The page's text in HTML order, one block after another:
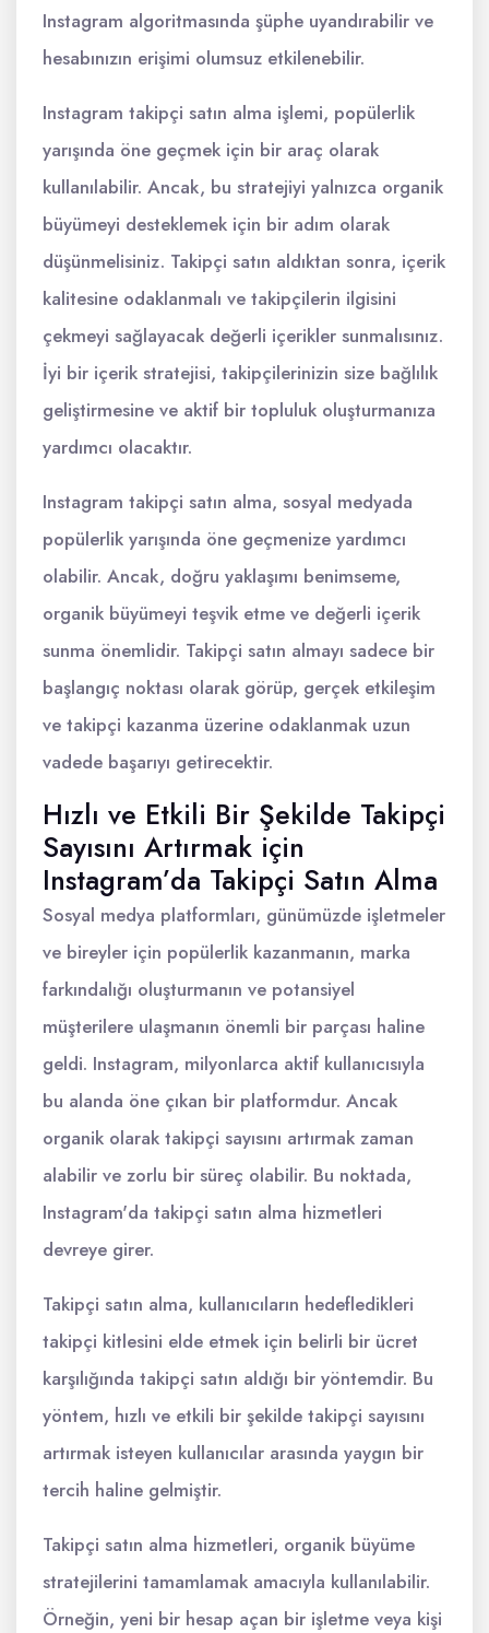
Instagram algoritmasında şüphe uyandırabilir ve
hesabınızın erişimi olumsuz etkilenebilir.
Instagram takipçi satın alma işlemi, popülerlik
yarışında öne geçmek için bir araç olarak
kullanılabilir. Ancak, bu stratejiyi yalnızca organik
büyümeyi desteklemek için bir adım olarak
düşünmelisiniz. Takipçi satın aldıktan sonra, içerik
kalitesine odaklanmalı ve takipçilerin ilgisini
çekmeyi sağlayacak değerli içerikler sunmalısınız.
İyi bir içerik stratejisi, takipçilerinizin size bağlılık
geliştirmesine ve aktif bir topluluk oluşturmanıza
yardımcı olacaktır.
Instagram takipçi satın alma, sosyal medyada
popülerlik yarışında öne geçmenize yardımcı
olabilir. Ancak, doğru yaklaşımı benimseme,
organik büyümeyi teşvik etme ve değerli içerik
sunma önemlidir. Takipçi satın almayı sadece bir
başlangıç noktası olarak görüp, gerçek etkileşim
ve takipçi kazanma üzerine odaklanmak uzun
vadede başarıyı getirecektir.
Hızlı ve Etkili Bir Şekilde Takipçi
Sayısını Artırmak için
Instagram’da Takipçi Satın Alma
Sosyal medya platformları, günümüzde işletmeler
ve bireyler için popülerlik kazanmanın, marka
farkındalığı oluşturmanın ve potansiyel
müşterilere ulaşmanın önemli bir parçası haline
geldi. Instagram, milyonlarca aktif kullanıcısıyla
bu alanda öne çıkan bir platformdur. Ancak
organik olarak takipçi sayısını artırmak zaman
alabilir ve zorlu bir süreç olabilir. Bu noktada,
Instagram'da takipçi satın alma hizmetleri
devreye girer.
Takipçi satın alma, kullanıcıların hedefledikleri
takipçi kitlesini elde etmek için belirli bir ücret
karşılığında takipçi satın aldığı bir yöntemdir. Bu
yöntem, hızlı ve etkili bir şekilde takipçi sayısını
artırmak isteyen kullanıcılar arasında yaygın bir
tercih haline gelmiştir.
Takipçi satın alma hizmetleri, organik büyüme
stratejilerini tamamlamak amacıyla kullanılabilir.
Örneğin, yeni bir hesap açan bir işletme veya kişi